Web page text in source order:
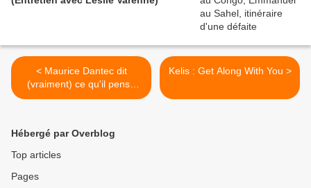
< Maurice Dantec dit
(vraiment) ce qu'il pense
(vraiment) des Arabes, de
!!!
Kelis : Get Along With You >
Hébergé par Overblog
Top articles
Pages